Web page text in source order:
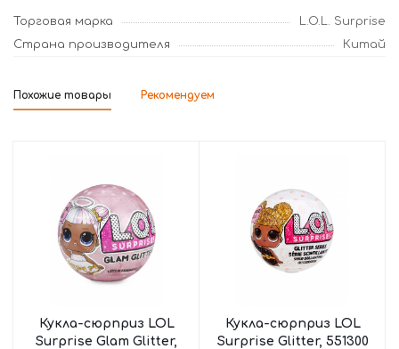
Торговая марка
L.O.L. Surprise
Страна производителя
Китай
Похожие товары Рекомендуем
Кукла-сюрприз LOL
Surprise Glam Glitter,
Кукла-сюрприз LOL
Surprise Glitter, 551300